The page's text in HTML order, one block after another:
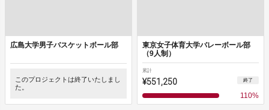
広島大学男子バスケットボール部
このプロジェクトは終了いたしまし
た。
東京女子体育大学バレーボール部
（9人制）
累計
¥551,250 終了
110%